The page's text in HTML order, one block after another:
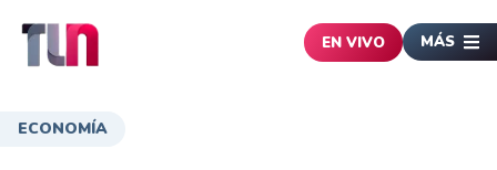
EN VIVO MÁS
ECONOMÍA